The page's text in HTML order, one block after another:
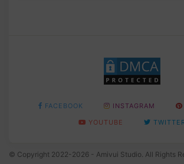
FACEBOOK INSTAGRAM
YOUTUBE
© Copyright 2022-2026 - Amivui Studio. All Rights